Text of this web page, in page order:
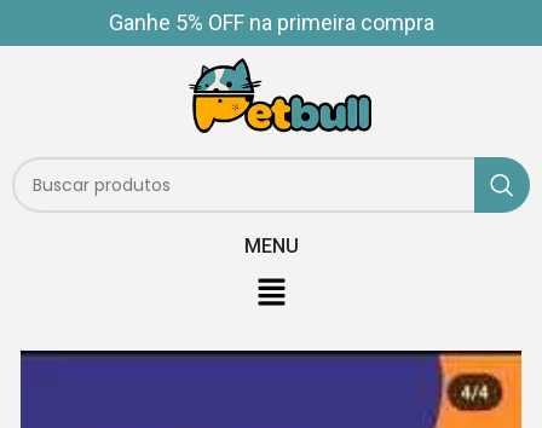
Ganhe 5% OFF na primeira compra
MENU